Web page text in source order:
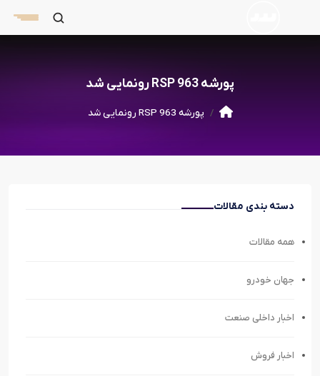
پورشه 963 RSP رونمایی شد
پورشه 963 RSP رونمایی شد
دسته بندی مقالات
همه مقالات
جهان خودرو
اخبار داخلی صنعت
اخبار فروش